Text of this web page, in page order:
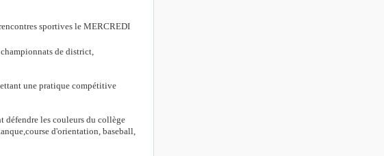
sportives le MERCREDI
de district,
une pratique compétitive
défendre les couleurs du collège
d'orientation, baseball,